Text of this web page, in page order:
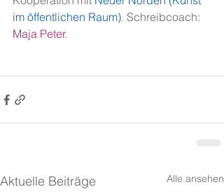
im öffentlichen Raum). Schreibcoach:
Maja Peter.
Aktuelle Beiträge Alle ansehen